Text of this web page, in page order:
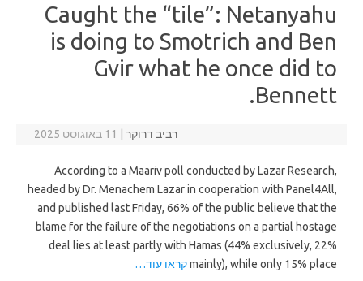
Caught the “tile”: Netanyahu
is doing to Smotrich and Ben
Gvir what he once did to
Bennett.
רביב דרוקר 11 באוגוסט 2025
According to a Maariv poll conducted by Lazar Research,
headed by Dr. Menachem Lazar in cooperation with Panel4All,
and published last Friday, 66% of the public believe that the
blame for the failure of the negotiations on a partial hostage
deal lies at least partly with Hamas (44% exclusively, 22%
mainly), while only 15% placeקראו עוד…